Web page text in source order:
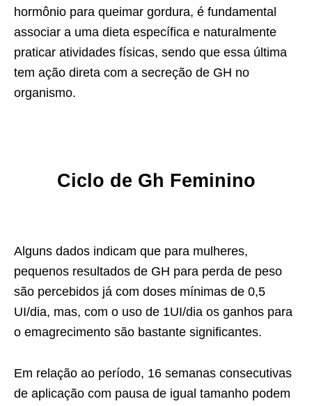
hormônio para queimar gordura, é fundamental
associar a uma dieta específica e naturalmente
praticar atividades físicas, sendo que essa última
tem ação direta com a secreção de GH no
organismo.
Ciclo de Gh Feminino
Alguns dados indicam que para mulheres,
pequenos resultados de GH para perda de peso
são percebidos já com doses mínimas de 0,5
UI/dia, mas, com o uso de 1UI/dia os ganhos para
o emagrecimento são bastante significantes.
Em relação ao período, 16 semanas consecutivas
de aplicação com pausa de igual tamanho podem